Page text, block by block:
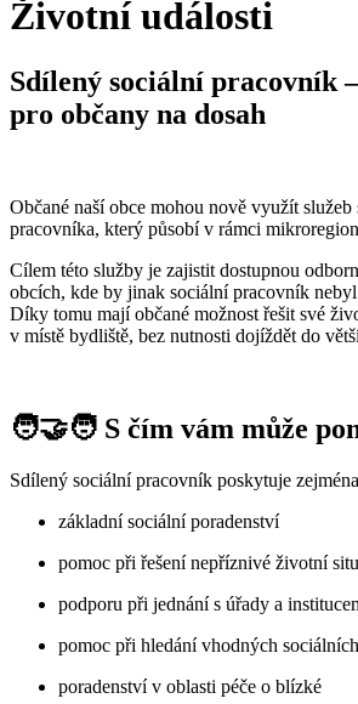
Životní události
Sdílený sociální pracovník
pro občany na dosah
Občané naší obce mohou nově využít
pracovníka, který působí v rámci
Cílem této služby je zajistit dostupnou
obcích, kde by jinak sociální pracovník
Díky tomu mají občané možnost řešit své
v místě bydliště, bez nutnosti dojíždět do
🧑‍🤝‍🧑 S čím vám může
Sdílený sociální pracovník poskytuje
základní sociální poradenství
pomoc při řešení nepříznivé životní
podporu při jednání s úřady a
pomoc při hledání vhodných
poradenství v oblasti péče o blízké